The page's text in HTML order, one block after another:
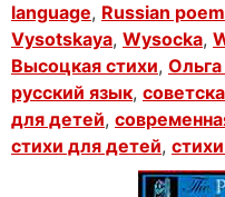
language, Russian poem
Vysotskaya, Wysocka,
Высоцкая стихи,
русский язык,
для детей,
стихи для детей,